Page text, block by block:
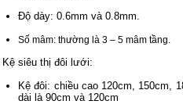
Độ dày: 0.6mm và 0.8mm.
Số mâm: thường là 3 – 5 mâm tầng.
Kệ siêu thị đôi lưới:
Kệ đôi: chiều cao 120cm, 150cm,
dài là 90cm và 120cm